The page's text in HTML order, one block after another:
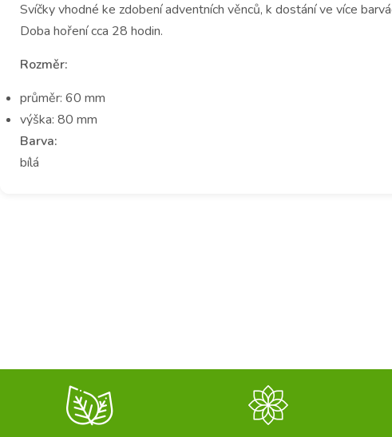
Svíčky vhodné ke zdobení adventních věnců, k dostání ve více
Doba hoření cca 28 hodin.
Rozměr:
průměr: 60 mm
výška: 80 mm
Barva:
bílá